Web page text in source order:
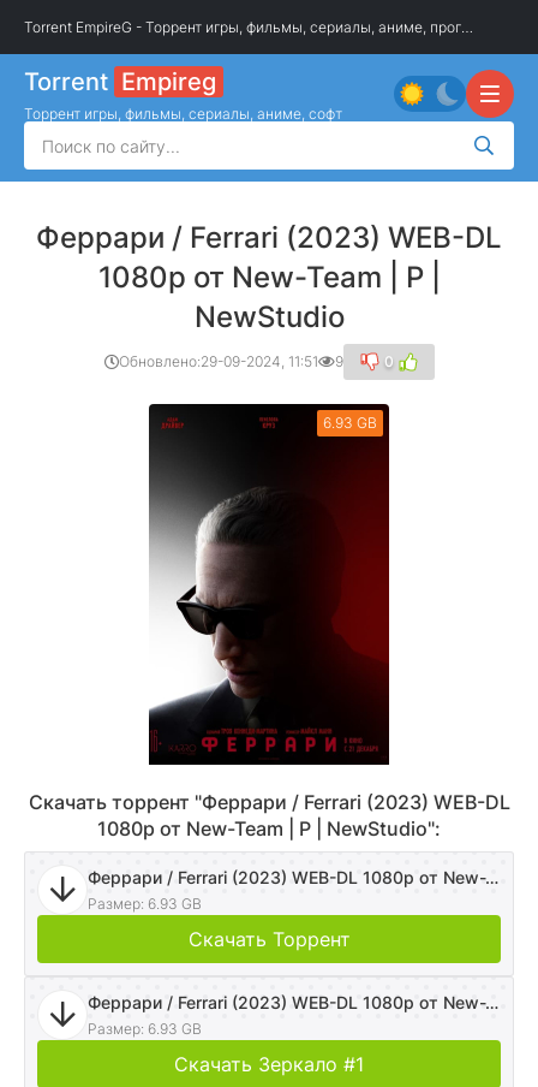
Torrent Empireg
Торрент игры, фильмы, сериалы, аниме, софт
Феррари / Ferrari (2023) WEB-DL
1080p от New-Team | P |
NewStudio
Обновлено:29-09-2024, 11:51 9 0
6.93 GB
Скачать торрент "Феррари / Ferrari (2023) WEB-DL
1080p от New-Team | P | NewStudio":
Феррари / Ferrari (2023) WEB-DL 1080p от New-Team | P | NewStudio
Размер: 6.93 GB
Скачать Торрент
Феррари / Ferrari (2023) WEB-DL 1080p от New-Team | P | NewStudio
Размер: 6.93 GB
Скачать Зеркало #1